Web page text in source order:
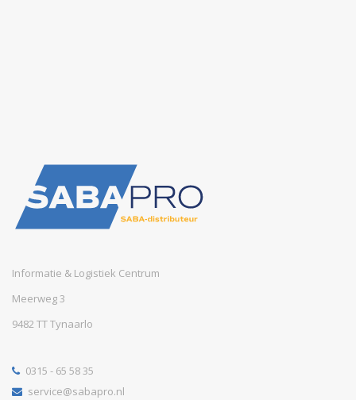
Informatie & Logistiek Centrum
Meerweg 3
9482 TT Tynaarlo
0315 - 65 58 35
service@sabapro.nl